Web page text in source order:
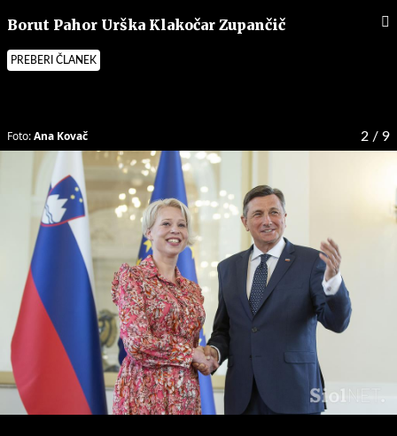
Borut Pahor Urška Klakočar Zupančič
PREBERI ČLANEK
2 / 9
Foto:Ana Kovač